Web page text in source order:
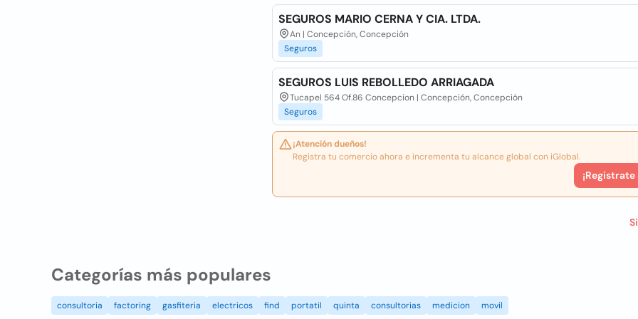
SEGUROS MARIO CERNA Y CIA. LTDA.
An | Concepción, Concepción
Seguros
SEGUROS LUIS REBOLLEDO ARRIAGADA
Tucapel 564 Of.86 Concepcion | Concepción, Concepción
Seguros
¡Atención dueños!
Registra tu comercio ahora e incrementa tu alcance global con iGlobal.
¡Registrate
Categorías más populares
consultoria factoring gasfiteria electricos find portatil quinta consultorias medicion movil